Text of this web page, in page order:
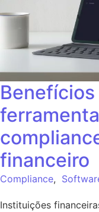
Benefícios
financeiro
Compliance,
Instituições